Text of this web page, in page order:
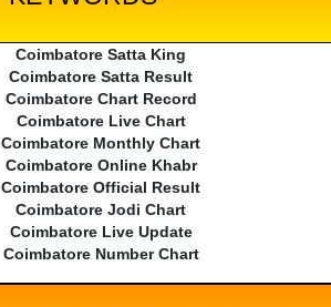
Coimbatore Satta King
Coimbatore Satta Result
Coimbatore Chart Record
Coimbatore Live Chart
Coimbatore Monthly Chart
Coimbatore Online Khabr
Coimbatore Official Result
Coimbatore Jodi Chart
Coimbatore Live Update
Coimbatore Number Chart